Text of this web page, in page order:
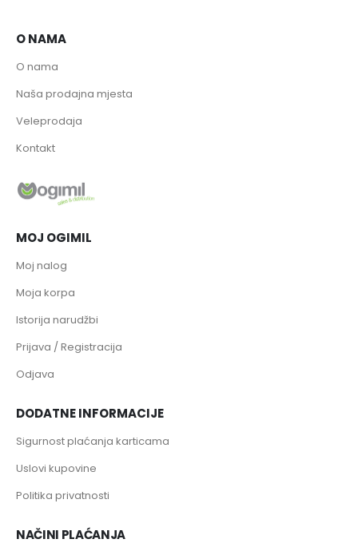
O NAMA
O nama
Naša prodajna mjesta
Veleprodaja
Kontakt
MOJ OGIMIL
Moj nalog
Moja korpa
Istorija narudžbi
Prijava / Registracija
Odjava
DODATNE INFORMACIJE
Sigurnost plaćanja karticama
Uslovi kupovine
Politika privatnosti
NAČINI PLAĆANJA